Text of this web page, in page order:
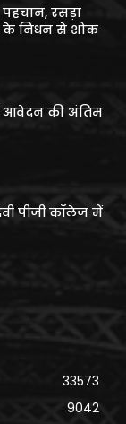
रसड़ा
के निधन से शोक
आवेदन की अंतिम
पीजी कॉलेज में
33573
9042